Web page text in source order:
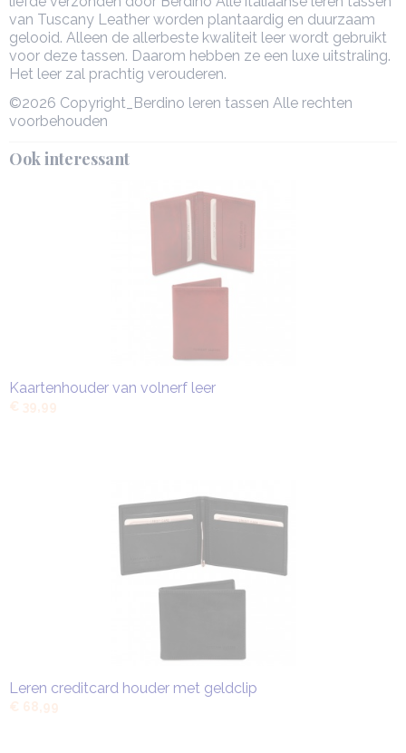
van Tuscany Leather worden plantaardig en duurzaam
gelooid. Alleen de allerbeste kwaliteit leer wordt gebruikt
voor deze tassen. Daarom hebben ze een luxe uitstraling.
Het leer zal prachtig verouderen.
©2026 Copyright_Berdino leren tassen Alle rechten
voorbehouden
Ook interessant
Kaartenhouder van volnerf leer
€ 39,99
Leren creditcard houder met geldclip
€ 68,99